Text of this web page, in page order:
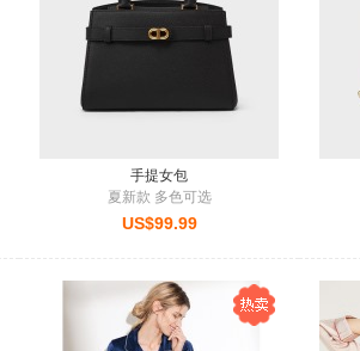
手提女包
夏新款 多色可选
US$99.99